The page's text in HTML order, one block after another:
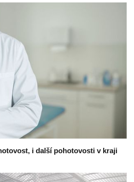
i další pohotovosti v kraji